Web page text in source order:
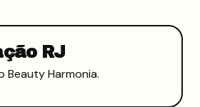
RJ
Beauty Harmonia.